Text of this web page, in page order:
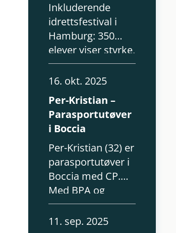
Inkluderende
idrettsfestival i
Hamburg: 350
elever viser styrke,
mangfold og
idrettsglede – med
som et av
høydepunktene.
16. okt. 2025
Per-Kristian –
Parasportutøver
i Boccia
Per-Kristian (32) er
parasportutøver i
Boccia med CP.
Med BPA og
Innowalk lever
han et aktivt,
11. sep. 2025